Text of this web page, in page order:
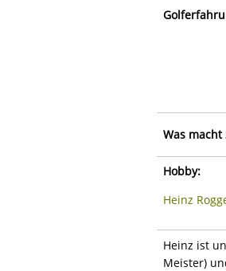
Was macht
Hobby:
Heinz
Heinz ist
Meister)